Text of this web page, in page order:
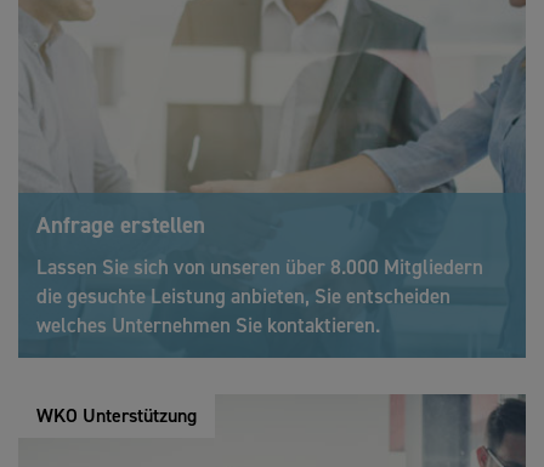
Anfrage erstellen
Lassen Sie sich von unseren über 8.000 Mitgliedern
die gesuchte Leistung anbieten, Sie entscheiden
welches Unternehmen Sie kontaktieren.
WKO Unterstützung